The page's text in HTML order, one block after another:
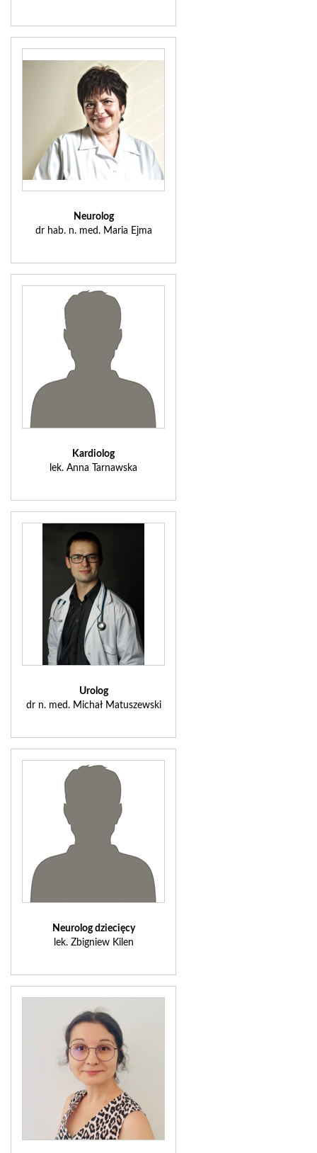
Neurolog
dr hab. n. med. Maria Ejma
Kardiolog
lek. Anna Tarnawska
Urolog
dr n. med. Michał Matuszewski
Neurolog dziecięcy
lek. Zbigniew Kilen